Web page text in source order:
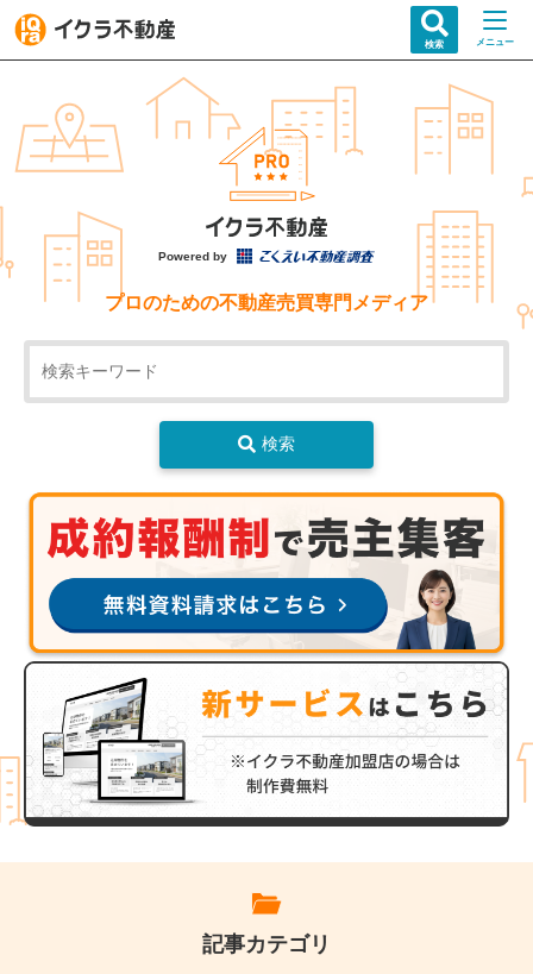
検索 メニュー
Powered by
プロのための不動産売買専門メディア
検索
記事カテゴリ